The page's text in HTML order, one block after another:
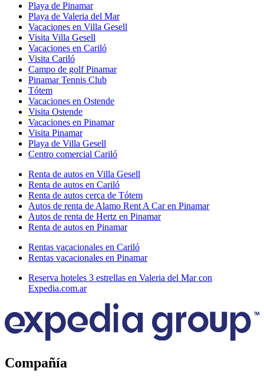
Playa de Pinamar
Playa de Valeria del Mar
Vacaciones en Villa Gesell
Visita Villa Gesell
Vacaciones en Cariló
Visita Cariló
Campo de golf Pinamar
Pinamar Tennis Club
Tótem
Vacaciones en Ostende
Visita Ostende
Vacaciones en Pinamar
Visita Pinamar
Playa de Villa Gesell
Centro comercial Cariló
Renta de autos en Villa Gesell
Renta de autos en Cariló
Renta de autos cerca de Tótem
Autos de renta de Alamo Rent A Car en Pinamar
Autos de renta de Hertz en Pinamar
Renta de autos en Pinamar
Rentas vacacionales en Cariló
Rentas vacacionales en Pinamar
Reserva hoteles 3 estrellas en Valeria del Mar con
Expedia.com.ar
Compañía